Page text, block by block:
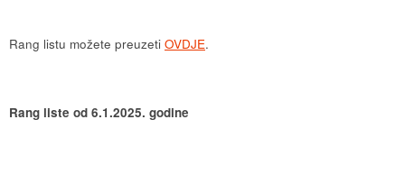
Rang listu možete preuzeti OVDJE.
Rang liste od 6.1.2025. godine